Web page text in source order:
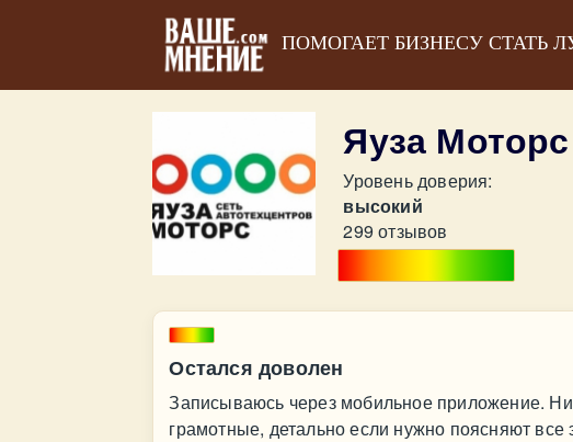
ПОМОГАЕТ БИЗНЕСУ СТАТЬ
Яуза
Уровень доверия:
высокий
299 отзывов
Остался доволен
Записываюсь через мобильное приложение.
грамотные, детально если нужно поясняют все